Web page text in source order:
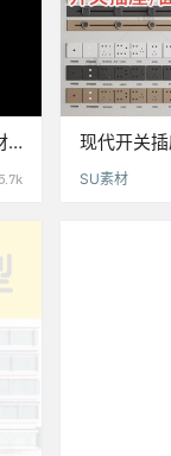
现代开关
调控制电
SU素材